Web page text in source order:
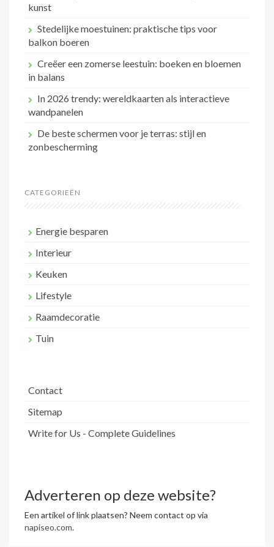
kunst
Stedelijke moestuinen: praktische tips voor
balkon boeren
Creëer een zomerse leestuin: boeken en bloemen
in balans
In 2026 trendy: wereldkaarten als interactieve
wandpanelen
De beste schermen voor je terras: stijl en
zonbescherming
CATEGORIEËN
Energie besparen
Interieur
Keuken
Lifestyle
Raamdecoratie
Tuin
Contact
Sitemap
Write for Us - Complete Guidelines
Adverteren op deze website?
Een artikel of link plaatsen? Neem contact op via
napiseo.com.